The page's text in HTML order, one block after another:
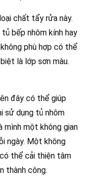
chất tẩy rửa này.
bếp nhôm kính hay
phù hợp có thể
là lớp sơn màu.
đây có thể giúp
sử dụng tủ nhôm
mình một không gian
ngày. Một không
thể cải thiện tâm
thành công.